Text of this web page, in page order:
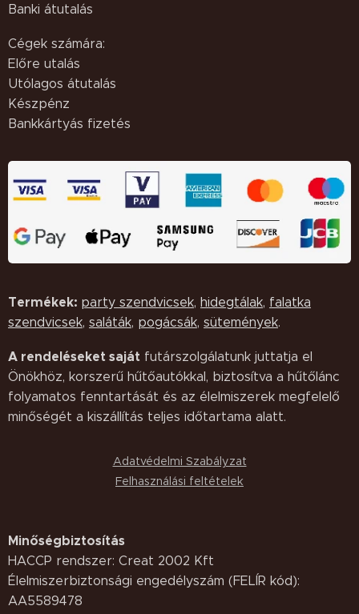
Banki átutalás
Cégek számára:
Előre utalás
Utólagos átutalás
Készpénz
Bankkártyás fizetés
Termékek: party szendvicsek, hidegtálak, falatka
szendvicsek, saláták, pogácsák, sütemények.
A rendeléseket saját futárszolgálatunk juttatja el
Önökhöz, korszerű hűtőautókkal, biztosítva a hűtőlánc
folyamatos fenntartását és az élelmiszerek megfelelő
minőségét a kiszállítás teljes időtartama alatt.
Adatvédelmi Szabályzat
Felhasználási feltételek
Minőségbiztosítás
HACCP rendszer: Creat 2002 Kft
Élelmiszerbiztonsági engedélyszám (FELÍR kód):
AA5589478